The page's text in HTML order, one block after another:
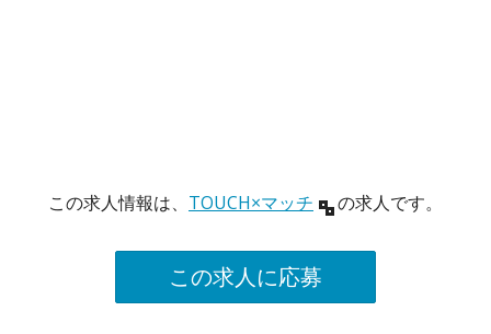
この求人情報は、 TOUCH×マッチ の求人です。
この求人に応募